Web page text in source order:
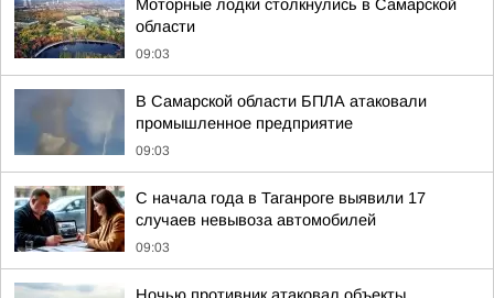
Моторные лодки столкнулись в Самарской
области
09:03
В Самарской области БПЛА атаковали
промышленное предприятие
09:03
С начала года в Таганроге выявили 17
случаев невывоза автомобилей
09:03